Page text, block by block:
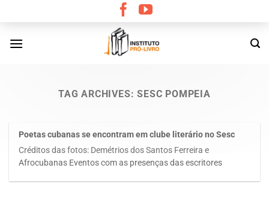
content
TAG ARCHIVES:SESC POMPEIA
Poetas cubanas se encontram em clube literário no Sesc
Créditos das fotos: Demétrios dos Santos Ferreira e
Afrocubanas Eventos com as presenças das escritores